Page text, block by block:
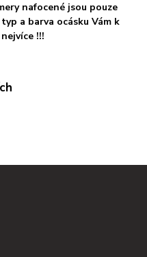
nafocené jsou pouze
a barva ocásku Vám k
!!!